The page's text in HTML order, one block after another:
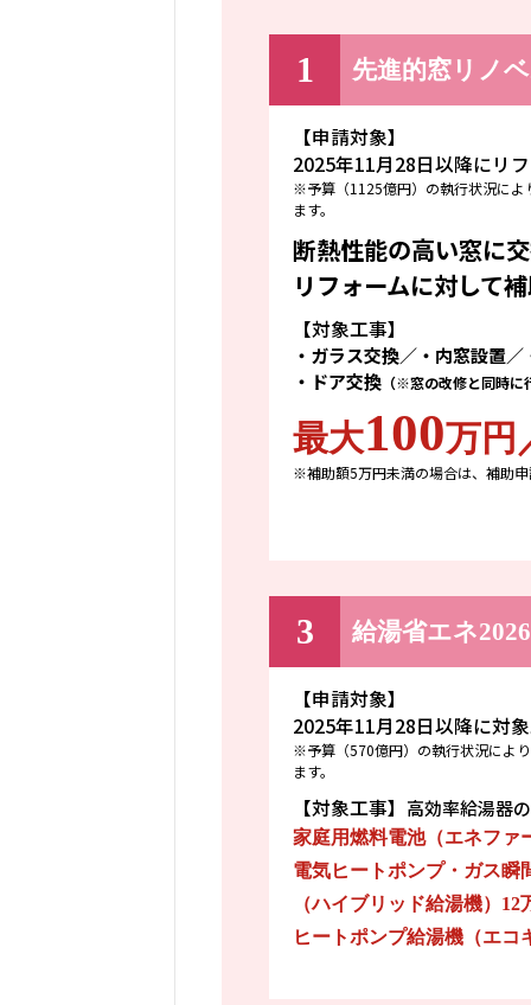
1 先進的窓リノ
【申請対象】
2025年11月28日以降にリ
※予算（1125億円）の執行状況によ
ます。
断熱性能の高い窓に
リフォームに対して
【対象工事】
・ガラス交換／・内窓設置
・ドア交換 （※窓の改修と同時
最大100万円
※補助額5万円未満の場合は、補助
3 給湯省エネ
【申請対象】
2025年11月28日以降に対
※予算（570億円）の執行状況によ
ます。
【対象工事】 高効率給湯器
家庭用燃料電池（エネファ
電気ヒートポンプ・ガス瞬
（ハイブリッド給湯機）12
ヒートポンプ給湯機（エコ